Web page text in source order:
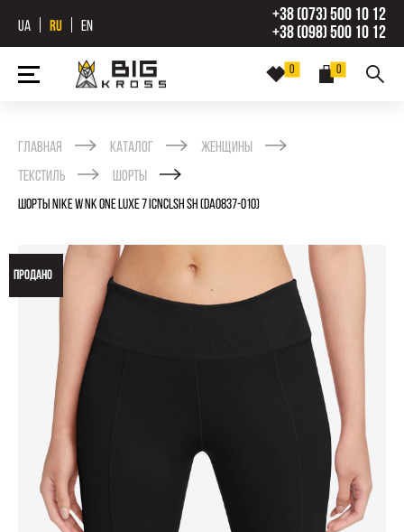
UA RU EN
+38 (073) 500 10 12
+38 (098) 500 10 12
0
0
Главная Каталог
Женщины
Текстиль
Шорты
ШОРТЫ NIKE W NK ONE LUXE 7 ICNCLSH SH (DA0837-010)
ПРОДАНО